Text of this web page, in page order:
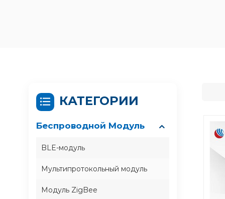
КАТЕГОРИИ
Беспроводной Модуль
BLE-модуль
Мультипротокольный модуль
Модуль ZigBee